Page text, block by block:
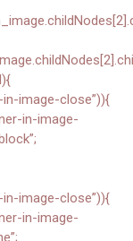
image-close”)){
in-image-
image-close”)){
in-image-